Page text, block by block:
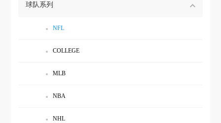
球队系列
NFL
COLLEGE
MLB
NBA
NHL